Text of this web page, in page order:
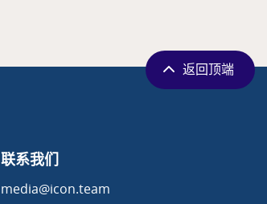
联系我们
media@icon.team
返回顶端